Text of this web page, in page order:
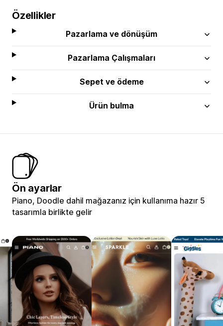
Özellikler
Pazarlama ve dönüşüm
Pazarlama Çalışmaları
Sepet ve ödeme
Ürün bulma
Ön ayarlar
Piano, Doodle dahil mağazanız için kullanıma hazır 5
tasarımla birlikte gelir